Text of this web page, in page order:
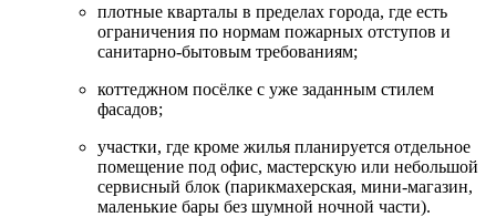
плотные кварталы в пределах города, где есть
ограничения по нормам пожарных отступов и
санитарно-бытовым требованиям;
коттеджном посёлке с уже заданным стилем
фасадов;
участки, где кроме жилья планируется отдельное
помещение под офис, мастерскую или небольшой
сервисный блок (парикмахерская, мини-магазин,
маленькие бары без шумной ночной части).